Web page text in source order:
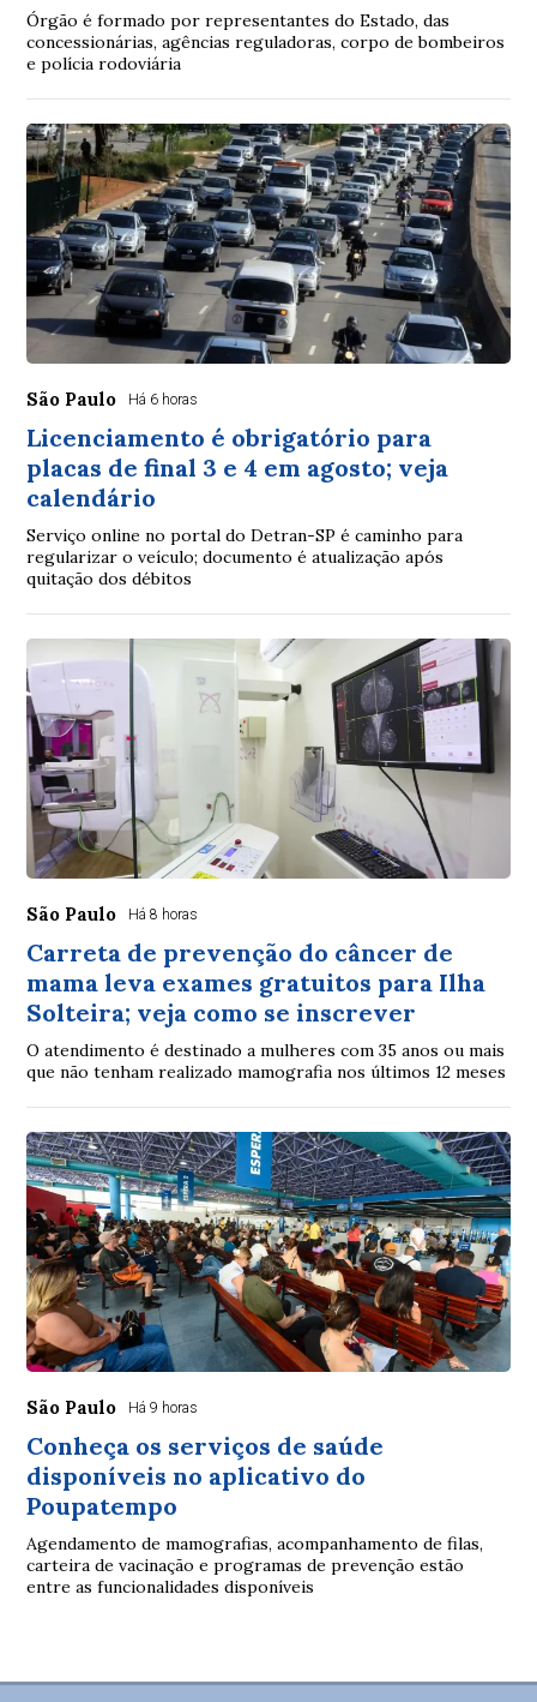
Órgão é formado por representantes do Estado, das
concessionárias, agências reguladoras, corpo de bombeiros
e polícia rodoviária
São Paulo Há 6 horas
Licenciamento é obrigatório para
placas de final 3 e 4 em agosto; veja
calendário
Serviço online no portal do Detran-SP é caminho para
regularizar o veículo; documento é atualização após
quitação dos débitos
São Paulo Há 8 horas
Carreta de prevenção do câncer de
mama leva exames gratuitos para Ilha
Solteira; veja como se inscrever
O atendimento é destinado a mulheres com 35 anos ou mais
que não tenham realizado mamografia nos últimos 12 meses
São Paulo Há 9 horas
Conheça os serviços de saúde
disponíveis no aplicativo do
Poupatempo
Agendamento de mamografias, acompanhamento de filas,
carteira de vacinação e programas de prevenção estão
entre as funcionalidades disponíveis